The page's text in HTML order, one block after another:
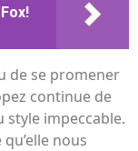
de se promener
continue de
style impeccable.
nous